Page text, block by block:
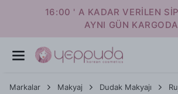
16:00 ' A KADAR VERİLEN
AYNI GÜN KARGODA
Markalar Makyaj Dudak Makyajı